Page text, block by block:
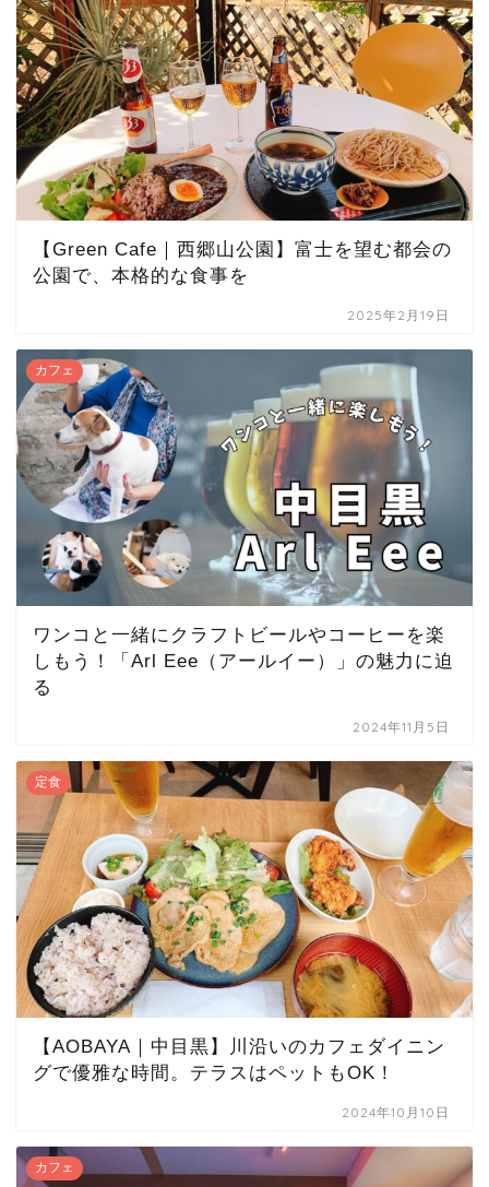
【Green Cafe｜西郷山公園】富士を望む都会の
公園で、本格的な食事を
2025年2月19日
カフェ
ワンコと一緒にクラフトビールやコーヒーを楽
しもう！「Arl Eee（アールイー）」の魅力に迫
る
2024年11月5日
定食
【AOBAYA｜中目黒】川沿いのカフェダイニン
グで優雅な時間。テラスはペットもOK！
2024年10月10日
カフェ